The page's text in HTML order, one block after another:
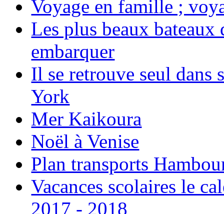
Voyage en famille ;
Les plus beaux bateaux
embarquer
Il se retrouve seul dans
York
Mer Kaikoura
Noël à Venise
Plan transports
Vacances scolaires le
2017 - 2018